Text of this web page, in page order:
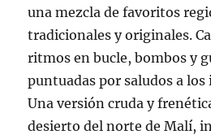
una mezcla de favoritos
tradicionales y originales.
ritmos en bucle, bombos y
puntuadas por saludos a
Una versión cruda y
desierto del norte de Malí,